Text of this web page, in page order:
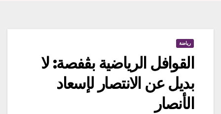
رياضة
القوافل الرياضية بڨفصة: لا
بديل عن الانتصار لإسعاد
الأنصار